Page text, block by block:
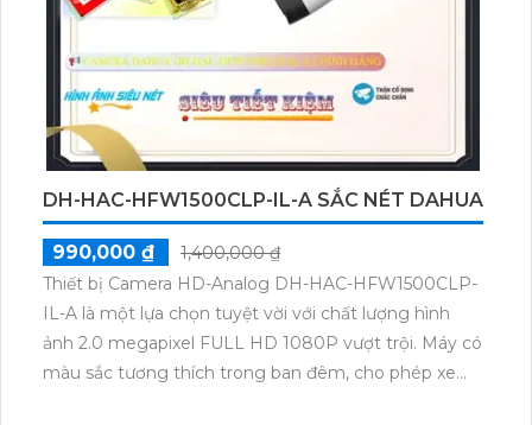
tích hợp công nghệ nhìn đêm ONVIF, giúp bạn có
DH-HAC-HFW1500CLP-IL-A SẮC NÉT DAHUA
990,000 ₫
1,400,000 ₫
Thiết bị Camera HD-Analog DH-HAC-HFW1500CLP-
IL-A là một lựa chọn tuyệt vời với chất lượng hình
ảnh 2.0 megapixel FULL HD 1080P vượt trội. Máy có
màu sắc tương thích trong ban đêm, cho phép xem